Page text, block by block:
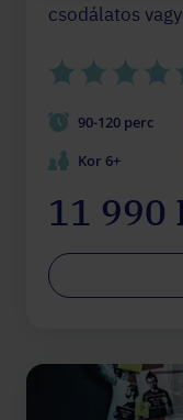
csodálatos
90-120 perc
Kor 6+
11 990